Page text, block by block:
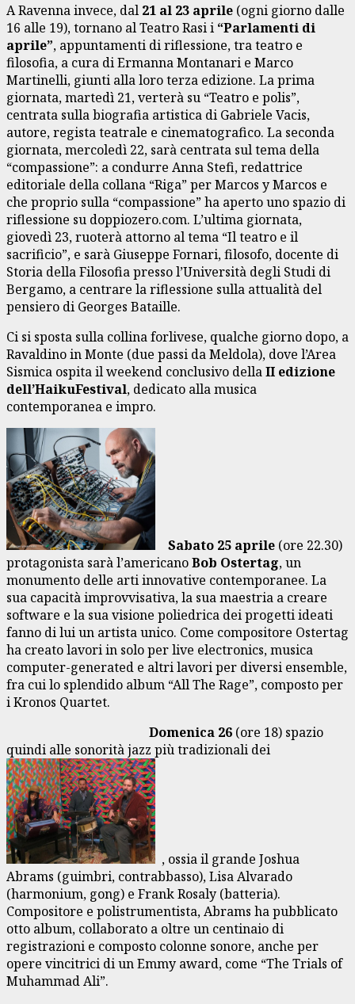
A Ravenna invece, dal 21 al 23 aprile (ogni giorno dalle
16 alle 19), tornano al Teatro Rasi i “Parlamenti di
aprile”, appuntamenti di riflessione, tra teatro e
filosofia, a cura di Ermanna Montanari e Marco
Martinelli, giunti alla loro terza edizione. La prima
giornata, martedì 21, verterà su “Teatro e polis”,
centrata sulla biografia artistica di Gabriele Vacis,
autore, regista teatrale e cinematografico. La seconda
giornata, mercoledì 22, sarà centrata sul tema della
“compassione”: a condurre Anna Stefi, redattrice
editoriale della collana “Riga” per Marcos y Marcos e
che proprio sulla “compassione” ha aperto uno spazio di
riflessione su doppiozero.com. L’ultima giornata,
giovedì 23, ruoterà attorno al tema “Il teatro e il
sacrificio”, e sarà Giuseppe Fornari, filosofo, docente di
Storia della Filosofia presso l’Università degli Studi di
Bergamo, a centrare la riflessione sulla attualità del
pensiero di Georges Bataille.
Ci si sposta sulla collina forlivese, qualche giorno dopo, a
Ravaldino in Monte (due passi da Meldola), dove l’Area
Sismica ospita il weekend conclusivo dellaII edizione
dell’HaikuFestival, dedicato alla musica
contemporanea e impro.
Sabato 25 aprile (ore 22.30)
protagonista sarà l’americanoBob Ostertag, un
monumento delle arti innovative contemporanee. La
sua capacità improvvisativa, la sua maestria a creare
software e la sua visione poliedrica dei progetti ideati
fanno di lui un artista unico. Come compositore Ostertag
ha creato lavori in solo per live electronics, musica
computer-generated e altri lavori per diversi ensemble,
fra cui lo splendido album “All The Rage”, composto per
i Kronos Quartet.
Domenica 26 (ore 18) spazio
quindi alle sonorità jazz più tradizionali dei
, ossia il grande Joshua
Abrams (guimbri, contrabbasso), Lisa Alvarado
(harmonium, gong) e Frank Rosaly (batteria).
Compositore e polistrumentista, Abrams ha pubblicato
otto album, collaborato a oltre un centinaio di
registrazioni e composto colonne sonore, anche per
opere vincitrici di un Emmy award, come “The Trials of
Muhammad Ali”.